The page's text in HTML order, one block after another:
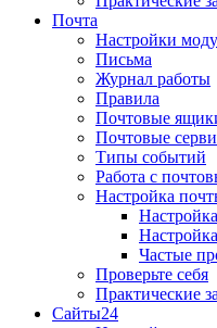
Почта
Настройки
Письма
Журнал работы
Правила
Почтовые
Почтовые
Типы событий
Работа с
Настройка
Частые
Проверьте себя
Практические
Сайты24